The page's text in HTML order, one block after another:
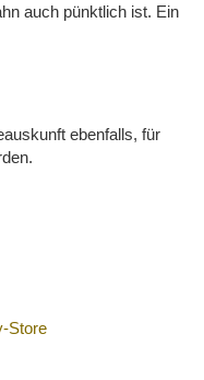
auch pünktlich ist. Ein
ebenfalls, für
Store